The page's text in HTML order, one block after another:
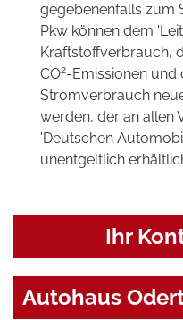
gegebenenfalls zum
Pkw können dem
Kraftstoffverbrauch,
CO2-Emissionen und
Stromverbrauch
werden, der an allen
'Deutschen
unentgeltlich
Ihr
Autohaus